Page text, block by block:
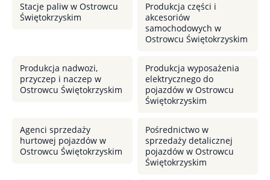
Stacje paliw w Ostrowcu
Świętokrzyskim
Produkcja części i
akcesoriów
samochodowych w
Ostrowcu Świętokrzyskim
Produkcja nadwozi,
przyczep i naczep w
Ostrowcu Świętokrzyskim
Produkcja wyposażenia
elektrycznego do
pojazdów w Ostrowcu
Świętokrzyskim
Agenci sprzedaży
hurtowej pojazdów w
Ostrowcu Świętokrzyskim
Pośrednictwo w
sprzedaży detalicznej
pojazdów w Ostrowcu
Świętokrzyskim